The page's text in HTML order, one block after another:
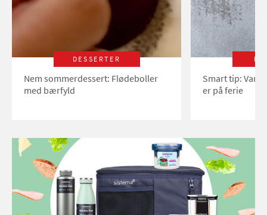
DESSERTER
Nem sommerdessert: Flødeboller
med bærfyld
Smart tip:
er på ferie